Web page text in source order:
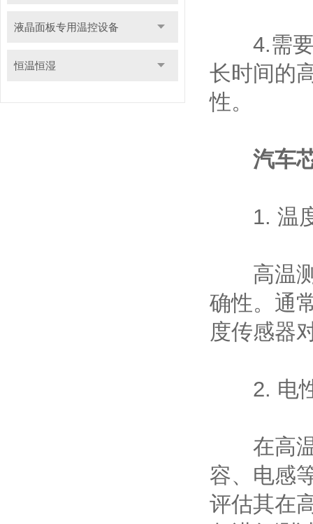
液晶面板专用温控设备
恒温恒湿
4.需要
长时间的
性。
汽车
1. 温
高温测
确性。通
度传感器
2. 电性
在高温
容、电感
评估其在